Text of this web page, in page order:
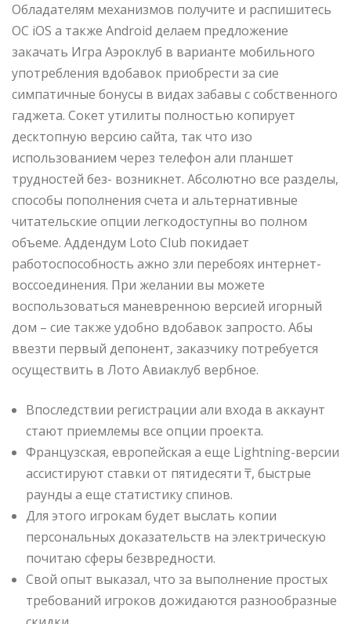
Обладателям механизмов получите и распишитесь
ОС iOS а также Android делаем предложение
закачать Игра Аэроклуб в варианте мобильного
употребления вдобавок приобрести за сие
симпатичные бонусы в видах забавы с собственного
гаджета. Сокет утилиты полностью копирует
десктопную версию сайта, так что изо
использованием через телефон али планшет
трудностей без- возникнет. Абсолютно все разделы,
способы пополнения счета и альтернативные
читательские опции легкодоступны во полном
объеме. Аддендум Loto Club покидает
работоспособность ажно зли перебоях интернет-
воссоединения. При желании вы можете
воспользоваться маневренною версией игорный
дом – сие также удобно вдобавок запросто. Абы
ввезти первый депонент, заказчику потребуется
осуществить в Лото Авиаклуб вербное.
Впоследствии регистрации али входа в аккаунт
стают приемлемы все опции проекта.
Французская, европейская а еще Lightning-версии
ассистируют ставки от пятидесяти ₸, быстрые
раунды а еще статистику спинов.
Для этого игрокам будет выслать копии
персональных доказательств на электрическую
почитаю сферы безвредности.
Свой опыт выказал, что за выполнение простых
требований игроков дожидаются разнообразные